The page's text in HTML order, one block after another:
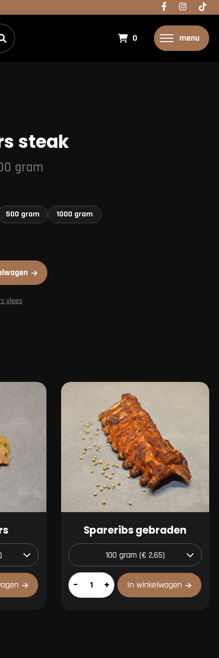
0 menu
steak
gram
500 gram 1000 gram
vlees
Spareribs gebraden
Spareribs
gebraden
– + In winkelwagen